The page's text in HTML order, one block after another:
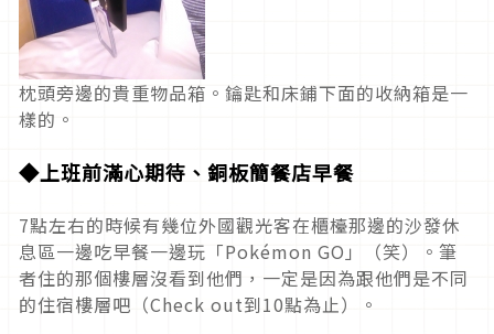
枕頭旁邊的貴重物品箱。鑰匙和床鋪下面的收納箱是一
樣的。
◆上班前滿心期待、銅板簡餐店早餐
7點左右的時候有幾位外國觀光客在櫃檯那邊的沙發休
息區一邊吃早餐一邊玩「Pokémon GO」（笑）。筆
者住的那個樓層沒看到他們，一定是因為跟他們是不同
的住宿樓層吧（Check out到10點為止）。